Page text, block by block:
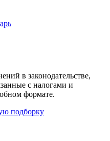
в законодательстве,
с налогами и
формате.
подборку